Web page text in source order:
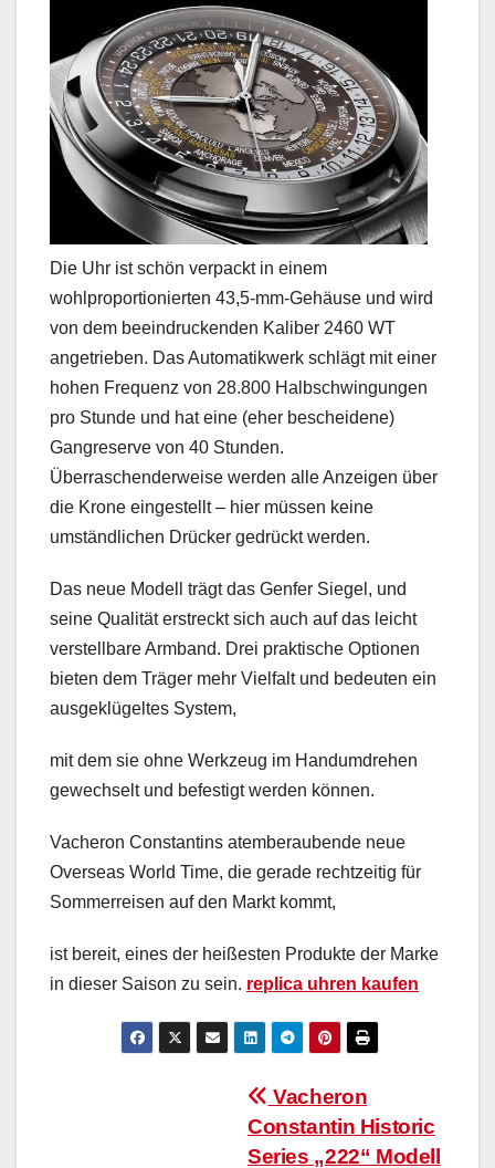
Die Uhr ist schön verpackt in einem
wohlproportionierten 43,5-mm-Gehäuse und wird
von dem beeindruckenden Kaliber 2460 WT
angetrieben. Das Automatikwerk schlägt mit einer
hohen Frequenz von 28.800 Halbschwingungen
pro Stunde und hat eine (eher bescheidene)
Gangreserve von 40 Stunden.
Überraschenderweise werden alle Anzeigen über
die Krone eingestellt – hier müssen keine
umständlichen Drücker gedrückt werden.
Das neue Modell trägt das Genfer Siegel, und
seine Qualität erstreckt sich auch auf das leicht
verstellbare Armband. Drei praktische Optionen
bieten dem Träger mehr Vielfalt und bedeuten ein
ausgeklügeltes System,
mit dem sie ohne Werkzeug im Handumdrehen
gewechselt und befestigt werden können.
Vacheron Constantins atemberaubende neue
Overseas World Time, die gerade rechtzeitig für
Sommerreisen auf den Markt kommt,
ist bereit, eines der heißesten Produkte der Marke
in dieser Saison zu sein. replica uhren kaufen
Beitragsnavigation
Vacheron
Constantin Historic
Series „222“ Modell